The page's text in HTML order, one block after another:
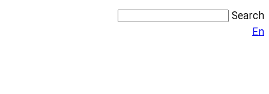
Search
En